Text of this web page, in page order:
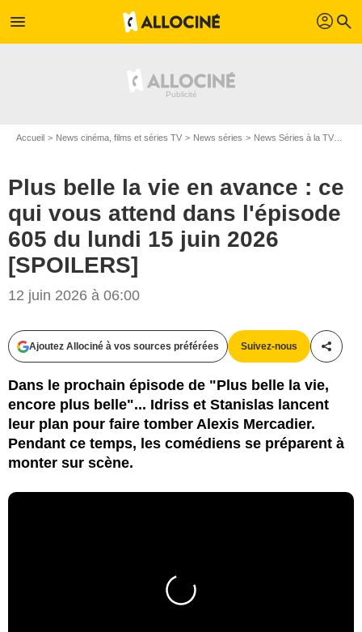
menu profil search
Accueil News cinéma, films et séries TV News séries News Séries à la TV
Plus belle la vie en avance : ce
qui vous attend dans l'épisode
605 du lundi 15 juin 2026
[SPOILERS]
12 juin 2026 à 06:00
Ajoutez Allociné à vos sources préférées Suivez-nous
Dans le prochain épisode de "Plus belle la vie,
encore plus belle"... Idriss et Stanislas lancent
leur plan pour faire tomber Alexis Mercadier.
Pendant ce temps, les comédiens se préparent à
monter sur scène.